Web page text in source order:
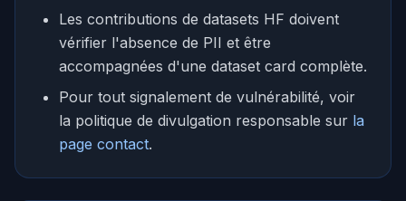
Les contributions de datasets HF doivent
vérifier l'absence de PII et être
accompagnées d'une dataset card complète.
Pour tout signalement de vulnérabilité, voir
la politique de divulgation responsable sur la
page contact.